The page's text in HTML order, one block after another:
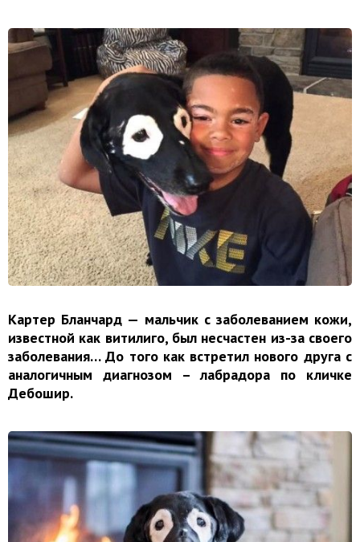
Картер Бланчард — мальчик с заболеванием кожи,
известной как витилиго, был несчастен из-за своего
заболевания… До того как встретил нового друга с
аналогичным диагнозом – лабрадора по кличке
Дебошир.